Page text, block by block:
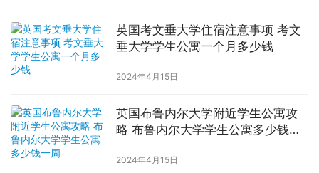
英国考文垂大学住宿注意事项 考文
垂大学学生公寓一个月多少钱
2024年4月15日
英国布鲁内尔大学附近学生公寓攻
略 布鲁内尔大学学生公寓多少钱一
2024年4月15日